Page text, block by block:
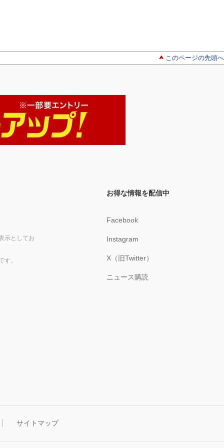
このページの先頭へ
示としてお
す。
お得な情報を配信中
Facebook
Instagram
X（旧Twitter）
ニュース購読
サイトマップ